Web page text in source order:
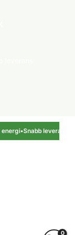
•Snabb leverans•